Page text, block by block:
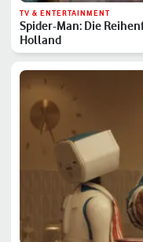
TV & ENTERTAINMENT
Spider-Man: Die
Holland